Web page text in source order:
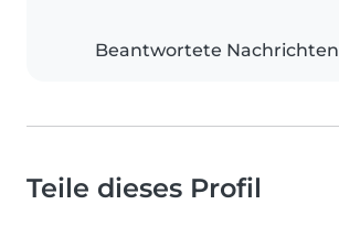
Beantwortete Nachrichten
Teile dieses Profil